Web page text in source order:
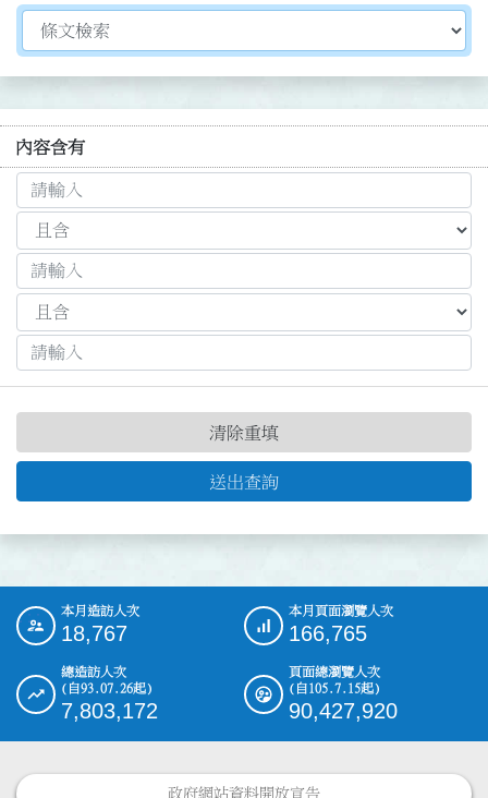
切換選擇法規資訊內容
內容含有
送出查詢
清除重填
::: 本月造訪人次
18,767
本月頁面瀏覽人次
166,765
總造訪人次
(自93.07.26起)
7,803,172
頁面總瀏覽人次
(自105.7.15起)
90,427,920
政府網站資料開放宣告